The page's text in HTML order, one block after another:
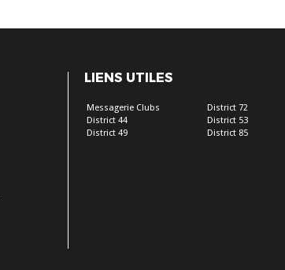
LIENS UTILES
Messagerie Clubs
District 44
District 49
District 72
District 53
District 85